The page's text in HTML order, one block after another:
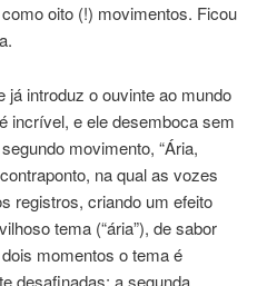
oito (!) movimentos. Ficou
já introduz o ouvinte ao mundo
incrível, e ele desemboca sem
movimento, “Ária,
na qual as vozes
registros, criando um efeito
tema (“ária”), de sabor
momentos o tema é
desafinadas; a segunda